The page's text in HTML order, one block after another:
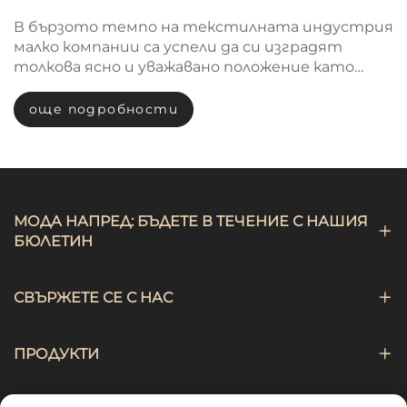
В бързото темпо на текстилната индустрия
малко компании са успели да си изградят
толкова ясно и уважавано положение като
г. като правопреемник на Jinzhou Furuite
Trading Co., Ltd. — компания с корени, датиращи
още подробности
МОДА НАПРЕД: БЪДЕТЕ В ТЕЧЕНИЕ С НАШИЯ
БЮЛЕТИН
СВЪРЖЕТЕ СЕ С НАС
ПРОДУКТИ